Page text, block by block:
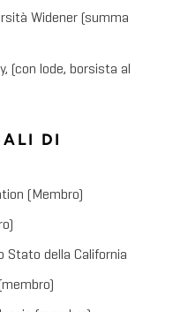
Widener (summa
(con lode, borsista al
DI
(Membro)
Stato della California